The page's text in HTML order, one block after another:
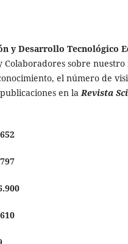
Desarrollo Tecnológico
sobre
el número de
en laRevista